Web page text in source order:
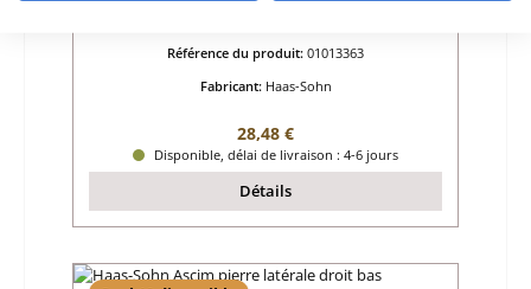
Référence du produit: 01013363
Fabricant: Haas-Sohn
Prix régulier :
28,48 €
Disponible, délai de livraison : 4-6 jours
Détails